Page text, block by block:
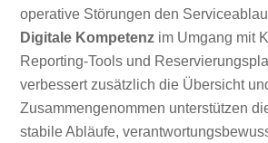
operative Störungen den
Digitale Kompetenz im Umgang mit
Reporting-Tools und
verbessert zusätzlich die Übersicht
Zusammengenommen unterstützen
stabile Abläufe,